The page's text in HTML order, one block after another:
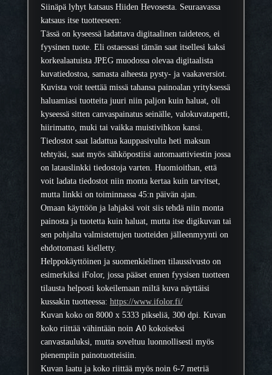
Siinäpä lyhyt katsaus Hiiden Hevosesta. Seuraavassa
katsaus itse tuotteeseen:
Tässä on kyseessä ladattava digitaalinen taideteos, ei
fyysinen tuote. Eli ostaessasi tämän saat itsellesi kaksi
korkealaatuista JPEG muodossa olevaa digitaalista
kuvatiedostoa, samasta aiheesta pysty- ja vaakaversiot.
Kuvista voit teettää missä tahansa painoalan yrityksessä
haluamiasi tuotteita juuri niin paljon kuin haluat, oli
kyseessä sitten canvaspainatus seinälle, valokuvatapetti,
hiirimatto, muki tai vaikka muistivihkon kansi.
Tiedostot saat ladattua kauppasivulta heti maksun
tehtyäsi, saat myös sähköpostiisi automaattiviestin jossa
on latauslinkki tiedostoja varten. Huomioithan, että
voit ladata tiedostot niin monta kertaa kuin tarvitset,
mutta linkki on toiminnassa 45:n päivän ajan.
Omaan käyttöön ja lahjaksi voit siis tehdä niin monta
painosta ja tuotetta kuin haluat, mutta itse digikuvan tai
sen pohjalta valmistettujen tuotteiden jälleenmyynti on
ehdottomasti kielletty.
Helppokäyttöinen ja suomenkielinen tilaussivusto on
esimerkiksi iFolor, jossa pääset ennen fyysisen tuotteen
tilausta helposti kokeilemaan miltä kuva näyttäisi
kussakin tuotteessa: https://www.ifolor.fi/
Kuvan koko on 8000 x 5333 pikseliä, 300 dpi. Kuvan
koko riittää vähintään noin A0 kokoiseksi
canvastauluksi, mutta soveltuu luonnollisesti myös
pienempiin painotuotteisiin.
Kuvan laatu ja koko riittää myös noin 6-7 metriä